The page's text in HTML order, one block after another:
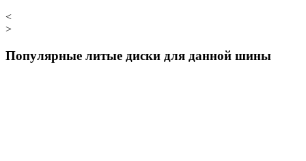
<
>
Популярные литые диски для данной шины